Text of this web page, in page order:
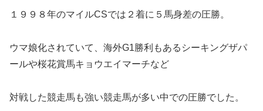
１９９８年のマイルCSでは２着に５馬身差の圧勝。
ウマ娘化されていて、海外G1勝利もあるシーキングザパ
ールや桜花賞馬キョウエイマーチなど
対戦した競走馬も強い競走馬が多い中での圧勝でした。